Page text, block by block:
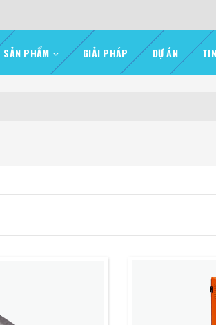
SẢN PHẨM GIẢI PHÁP DỰ ÁN